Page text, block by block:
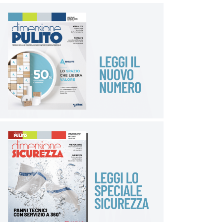
(come ad esempio stivali o guanti);
ausili per ridurre lo sforzo fisico da
movimentazione dei carichi;
installazione di aree/impianti di raffreddamento
nei luoghi di lavoro interni;
piani di evacuazione in caso di eventi estremi e
gestione del ripristino dei luoghi di lavoro in
investimenti in infrastrutture per la protezione
da catastrofi naturali, come ad esempio la
costruzione di protezioni dalle inondazioni;
formazione e informazione dei lavoratori sulle
misure di prevenzione e protezione.